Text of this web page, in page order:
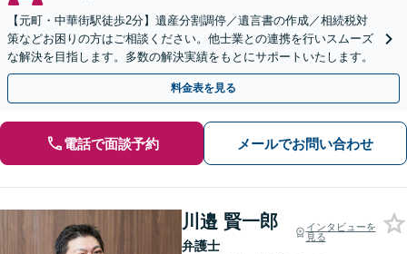
【元町・中華街駅徒歩2分】遺産分割調停／遺言書の作成／相続税対
策などお困りの方はご相談ください。他士業との連携を行いスムーズ
な解決を目指します。多数の解決実績をもとにサポートいたします。
料金表を見る
電話で面談予約 メールでお問い合わせ
川邉 賢一郎
弁護士
インタビューを
見る